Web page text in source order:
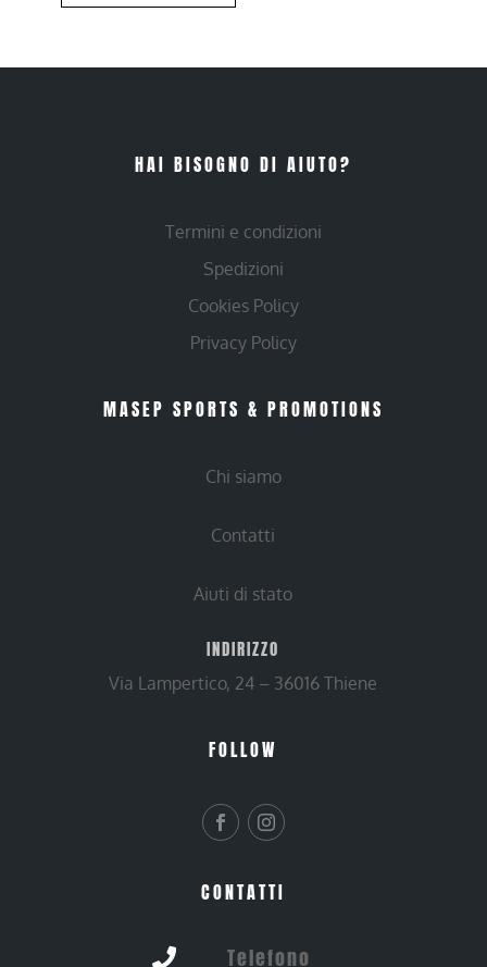
HAI BISOGNO DI AIUTO?
Termini e condizioni
Spedizioni
Cookies Policy
Privacy Policy
MASEP SPORTS & PROMOTIONS
Chi siamo
Contatti
Aiuti di stato
INDIRIZZO
Via Lampertico, 24 – 36016 Thiene
FOLLOW
CONTATTI
 Telefono